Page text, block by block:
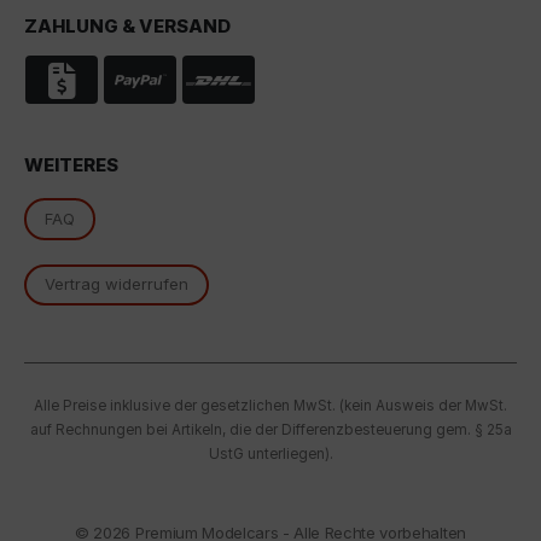
ZAHLUNG & VERSAND
WEITERES
FAQ
Vertrag widerrufen
Alle Preise inklusive der gesetzlichen MwSt. (kein Ausweis der MwSt.
auf Rechnungen bei Artikeln, die der Differenzbesteuerung gem. § 25a
UstG unterliegen).
© 2026 Premium Modelcars - Alle Rechte vorbehalten
Cookie akzeptieren, stimmen Sie gemäß Art. 49 Abs. 1
S. 1 lit. a DSGVO ein, dass Ihre Daten in den USA durch
Google verarbeitet werden. Die USA werden vom
Europäischen Gerichtshof als ein Land mit einem
Es besteht insbesondere das Risiko, dass Ihre Daten
von US-Behörden zu Kontroll- und
Überwachungszwecken, möglicherweise ohne
Rechtsmittel, verarbeitet werden. Wenn Sie auf "Nur
essenzielle Cookies akzeptieren" klicken, findet die